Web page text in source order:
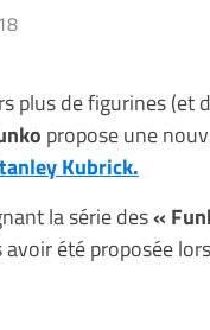
plus de figurines (et
propose une
Kubrick.
la série des«
avoir été proposée